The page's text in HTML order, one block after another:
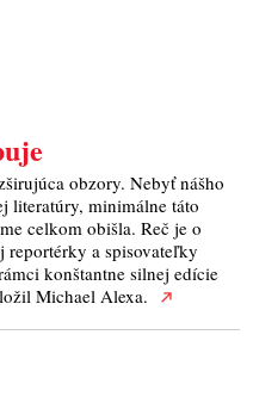
obzory. Nebyť nášho
literatúry, minimálne táto
celkom obišla. Reč je o
a spisovateľky
konštantne silnej edície
Michael Alexa.